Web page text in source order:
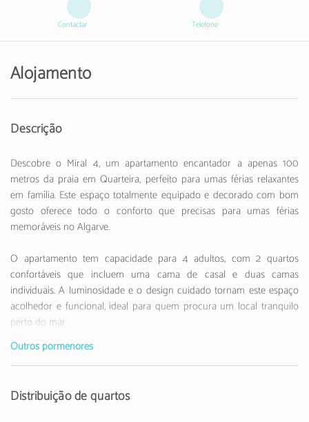
Contactar Telefone
Alojamento
Descrição
Descobre o Miral 4, um apartamento encantador a apenas 100
metros da praia em Quarteira, perfeito para umas férias relaxantes
em família. Este espaço totalmente equipado e decorado com bom
gosto oferece todo o conforto que precisas para umas férias
memoráveis no Algarve.
O apartamento tem capacidade para 4 adultos, com 2 quartos
confortáveis que incluem uma cama de casal e duas camas
individuais. A luminosidade e o design cuidado tornam este espaço
acolhedor e funcional, ideal para quem procura um local tranquilo
perto do mar.
A cozinha americana está completamente equipada com todos os
eletrodomésticos que possas necessitar: frigorífico, máquina de lavar,
torradeira e chaleira. Perfeita para quem gosta de preparar as suas
Outros pormenores
Distribuição de quartos